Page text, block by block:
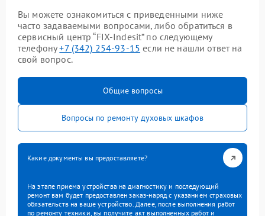
Вы можете ознакомиться с приведенными ниже
часто задаваемыми вопросами, либо обратиться в
сервисный центр “FIX-Indesit” по следующему
телефону+7 (342) 254-93-15 если не нашли ответ на
свой вопрос.
Общие вопросы
Вопросы по ремонту духовых шкафов
Какие документы вы предоставляете?
На этапе приема устройства на диагностику и последующий
ремонт вам будет предоставлен заказ-наряд с указанием страховых
обязательств на ваше устройство. Далее, после выполнения работ
по ремонту техники, вы получите акт выполненных работ и